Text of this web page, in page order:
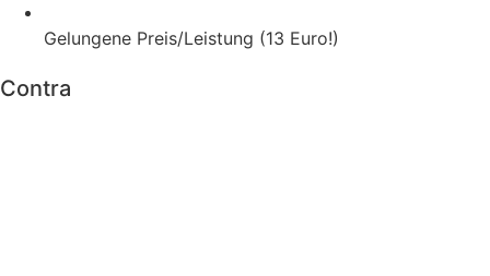
Gelungene Preis/Leistung (13 Euro!)
Contra